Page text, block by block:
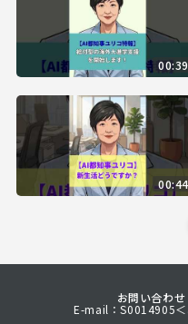
00:39
00:44
お問い合わ
E-mail：S0014905